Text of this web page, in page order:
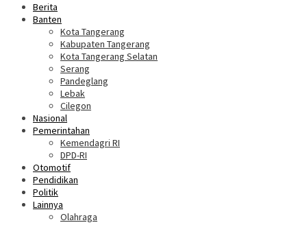
Berita
Banten
Kota Tangerang
Kabupaten Tangerang
Kota Tangerang Selatan
Serang
Pandeglang
Lebak
Cilegon
Nasional
Pemerintahan
Kemendagri RI
DPD-RI
Otomotif
Pendidikan
Politik
Lainnya
Olahraga